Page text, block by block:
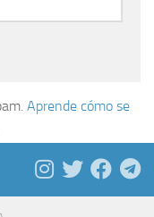
Aprende cómo se